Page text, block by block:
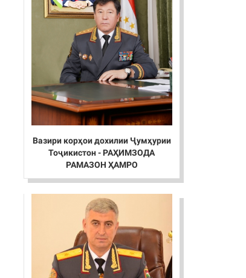
Вазири корҳои дохилии Ҷумҳурии
Тоҷикистон - РАҲИМЗОДА
РАМАЗОН ҲАМРО